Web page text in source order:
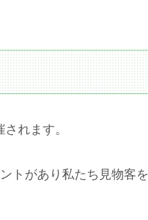
されます。
トがあり私たち見物客を